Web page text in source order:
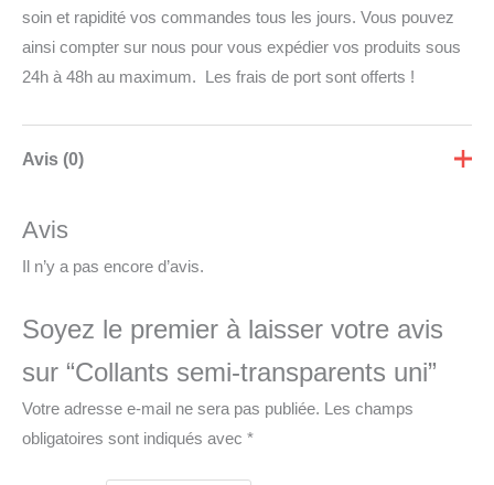
soin et rapidité vos commandes tous les jours. Vous pouvez
ainsi compter sur nous pour vous expédier vos produits sous
24h à 48h au maximum. Les frais de port sont offerts !
Avis (0)
Avis
Il n’y a pas encore d’avis.
Soyez le premier à laisser votre avis
sur “Collants semi-transparents uni”
Votre adresse e-mail ne sera pas publiée.
Les champs
obligatoires sont indiqués avec *